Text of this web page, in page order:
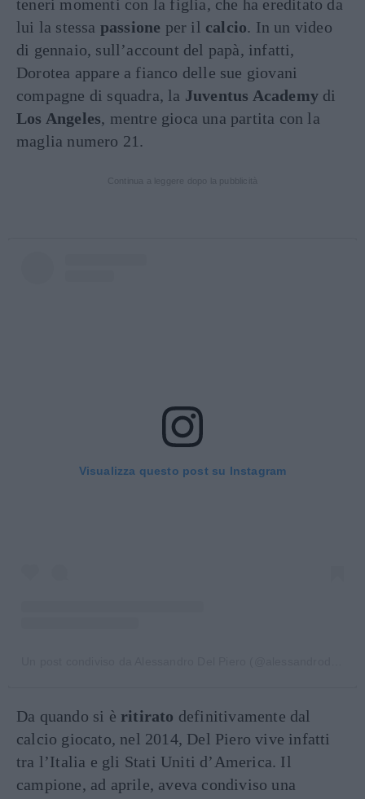
teneri momenti con la figlia, che ha ereditato da
lui la stessa passione per il calcio. In un video
di gennaio, sull’account del papà, infatti,
Dorotea appare a fianco delle sue giovani
compagne di squadra, la Juventus Academy di
Los Angeles, mentre gioca una partita con la
maglia numero 21.
Visualizza questo post su Instagram
Da quando si è ritirato definitivamente dal
calcio giocato, nel 2014, Del Piero vive infatti
tra l’Italia e gli Stati Uniti d’America. Il
campione, ad aprile, aveva condiviso una